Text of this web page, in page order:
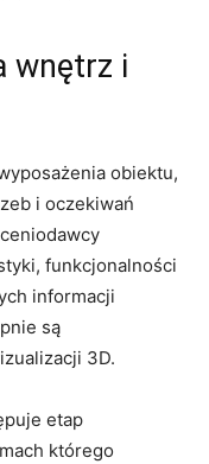
wnętrz i
obiektu,
i oczekiwań​
funkcjonalności
informacji
są
3D.
etap
⁣którego⁢